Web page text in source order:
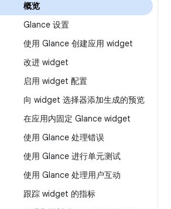
概览
Glance 设置
使用 Glance 创建应用 widget
改进 widget
启用 widget 配置
向 widget 选择器添加生成的预览
在应用内固定 Glance widget
使用 Glance 处理错误
使用 Glance 进行单元测试
使用 Glance 处理用户互动
跟踪 widget 的指标